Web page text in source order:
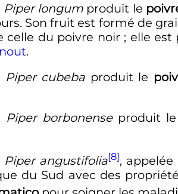
Piper longum produit le
Son fruit est formé de
celle du poivre noir ; elle est
.
Piper cubeba produit le
Piper borbonenseproduit le
Piper angustifolia[8],
du Sud avec des